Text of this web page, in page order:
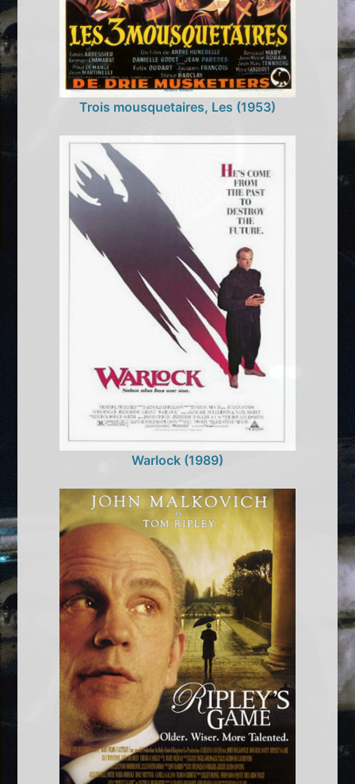
Trois mousquetaires, Les (1953)
Warlock (1989)